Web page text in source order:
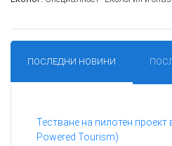
ПОСЛЕДНИ НОВИНИ
Тестване на пилотен проект
Powered Tourism)